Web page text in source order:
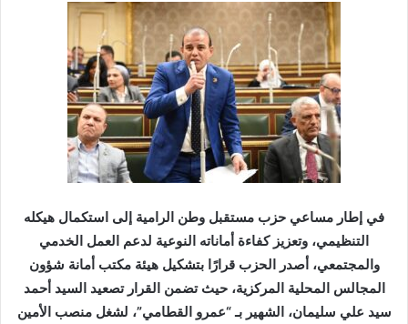
ل
ر
ي
د
ا
إ
ل
ر
و
ن
ي
في إطار مساعي حزب مستقبل وطن الرامية إلى استكمال هيكله
التنظيمي، وتعزيز كفاءة أماناته النوعية لدعم العمل الخدمي
والمجتمعي، أصدر الحزب قرارًا بتشكيل هيئة مكتب أمانة شؤون
المجالس المحلية المركزية، حيث تضمن القرار تصعيد السيد أحمد
سيد علي سليمان، الشهير بـ “عمرو القطامي”، لشغل منصب الأمين